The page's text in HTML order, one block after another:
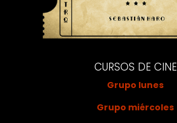
CURSOS DE CINE
Grupo lunes
Grupo miércoles